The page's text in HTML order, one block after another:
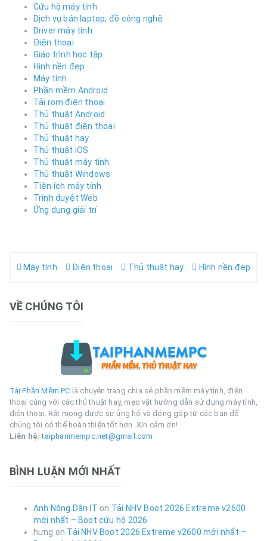
Cứu hộ máy tính
Dịch vụ bán laptop, đồ công nghệ
Driver máy tính
Điện thoại
Giáo trình học tập
Hình nền đẹp
Máy tính
Phần mềm Android
Tải rom điện thoại
Thủ thuật Android
Thủ thuật điện thoại
Thủ thuật hay
Thủ thuật iOS
Thủ thuật máy tính
Thủ thuật Windows
Tiện ích máy tính
Trình duyệt Web
Ứng dụng giải trí
Máy tính Điện thoại Thủ thuật hay Hình nền đẹp
VỀ CHÚNG TÔI
Tải Phần Mềm PC là chuyên trang chia sẻ phần mềm máy tính, điện
thoại cùng với các thủ thuật hay, mẹo vặt hướng dẫn sử dụng máy tính,
điện thoại. Rất mong được sự ủng hộ và đóng góp từ các bạn để
chúng tôi có thể hoàn thiện tốt hơn. Xin cảm ơn!
Liên hệ: taiphanmempc.net@gmail.com
BÌNH LUẬN MỚI NHẤT
Anh Nông Dân IT on Tải NHV Boot 2026 Extreme v2600
mới nhất – Boot cứu hộ 2026
hưng on Tải NHV Boot 2026 Extreme v2600 mới nhất –